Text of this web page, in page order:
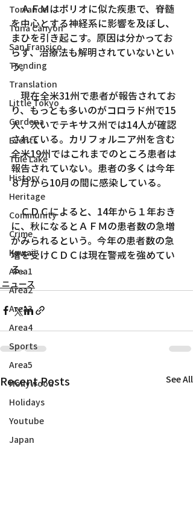
Torrance
Tuna Canyon
San Fransico
Trending
Translation
Little Tokyo
Gardena
Events
Tule Lake
History
Heritage
Community
Crime
Kawaii
Area1
Area2
Area3
Area4
Sports
Area5
Hollywood
Holidays
Youtube
Japan
ＡＦＭはポリオに似た疾患で、脊髄
を中心とする神経系に影響を及ぼし、
まひを引き起こす。原因は分かってお
らず、治療法も解明されていないとい
う。
現在全米31州で患者が報告されてお
り、もっとも多いのがコロラド州で15
人、次いでテキサス州では14人が確認
されている。カリフォルニア州を含む
全米19州ではこれまでのところ患者は
報告されていない。患者の多くは今年
８月から10月の間に感染している。
ＣＤＣによると、14年から１年おき
に、秋になるとＡＦＭの患者数の急増
がみられるという。今年の患者数の急
増を受けＣＤＣは現在警戒を強めてい
る。
ニュース
Recent Posts See All